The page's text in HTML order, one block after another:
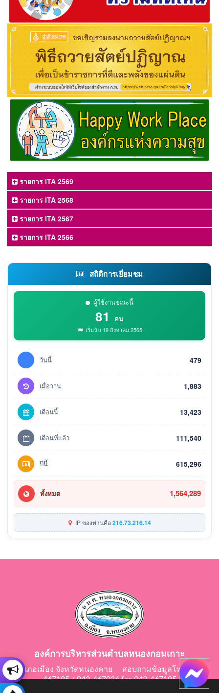
รายการ ITA 2569
รายการ ITA 2568
รายการ ITA 2567
รายการ ITA 2566
สถิติการเยี่ยมชม
ผู้ใช้งานขณะนี้
81 คน
เริ่มนับ 19 สิงหาคม 2565
วันนี้ 479
เมื่อวาน 1,883
เดือนนี้ 13,423
เดือนที่แล้ว 111,540
ปีนี้ 615,296
ทั้งหมด 1,564,289
IP ของท่านคือ216.73.216.14
องค์การบริหารส่วนตำบลหนองกอมเกาะ
อำเภอเมือง จังหวัดหนองคาย สอบถามข้อมูลโทร 042-
467195 / 042-467024 fax 042-467195